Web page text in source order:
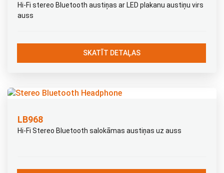
Hi-Fi stereo Bluetooth austiņas ar LED plakanu austiņu virs
auss
SKATĪT DETAĻAS
LB968
Hi-Fi Stereo Bluetooth salokāmas austiņas uz auss